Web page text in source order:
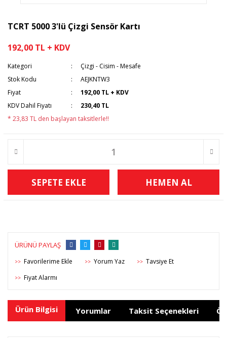
TCRT 5000 3'lü Çizgi Sensör Kartı
192,00 TL + KDV
Kategori
Çizgi - Cisim - Mesafe
Stok Kodu
AEJKNTW3
Fiyat
192,00 TL + KDV
KDV Dahil Fiyatı
230,40 TL
* 23,83 TL den başlayan taksitlerle!!
SEPETE EKLE HEMEN AL
ÜRÜNÜ PAYLAŞ
>> >> Yorum Yaz >> Tavsiye Et
>> Fiyat Alarmı
Ürün Bilgisi Yorumlar Taksit Seçenekleri